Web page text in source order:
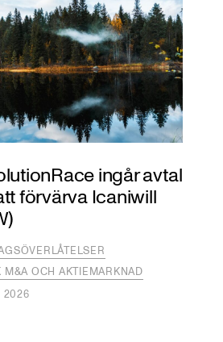
ingår avtal
förvärva Icaniwill
M&A OCH AKTIEMARKNAD
2026